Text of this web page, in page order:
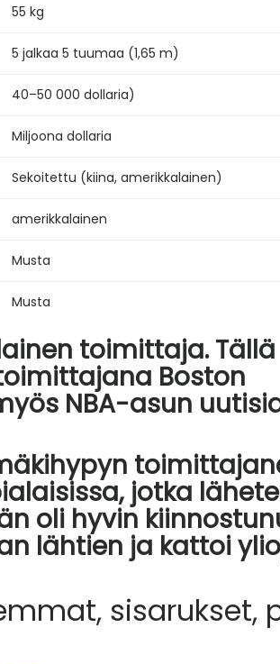
55 kg
5 jalkaa 5 tuumaa (1,65 m)
40–50 000 dollaria)
Miljoona dollaria
Sekoitettu (kiina, amerikkalainen)
amerikkalainen
Musta
Musta
toimittaja. Tällä
Boston
NBA-asun
jotka
oli hyvin
​​lähtien ja kattoi
sisarukset,